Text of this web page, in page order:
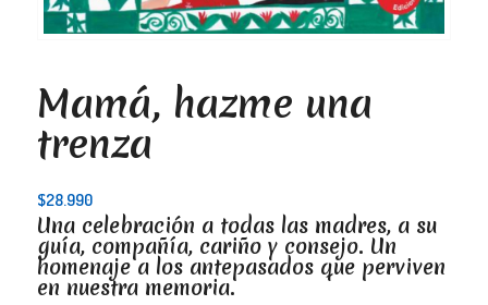
Mamá, hazme una
trenza
$28.990
Una celebración a todas las madres, a su
guía, compañía, cariño y consejo. Un
homenaje a los antepasados que perviven
en nuestra memoria.